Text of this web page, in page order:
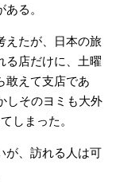
る。
えたが、日本の旅
る店だけに、土曜
敢えて支店であ
しそのヨミも大外
しまった。
が、訪れる人は可